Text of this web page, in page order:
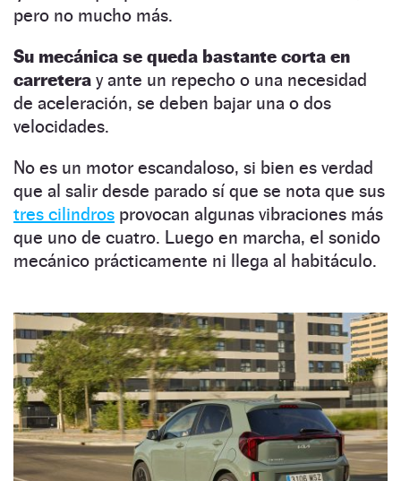
pero no mucho más.
Su mecánica se queda bastante corta en
carretera y ante un repecho o una necesidad
de aceleración, se deben bajar una o dos
velocidades.
No es un motor escandaloso, si bien es verdad
que al salir desde parado sí que se nota que sus
tres cilindros provocan algunas vibraciones más
que uno de cuatro. Luego en marcha, el sonido
mecánico prácticamente ni llega al habitáculo.